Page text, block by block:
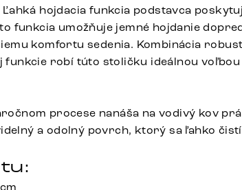
hojdacia funkcia podstavca
funkcia umožňuje jemné hojdanie
komfortu sedenia. Kombinácia
funkcie robí túto stoličku ideálnou
procese nanáša na vodivý kov
a odolný povrch, ktorý sa ľahko